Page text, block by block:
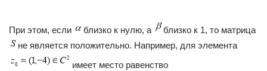
При этом, если близко к нулю, а
близко к 1, то матрица
не является положительно. Например, для элемента
имеет место равенство